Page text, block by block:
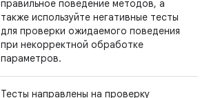
правильное поведение методов, а
также используйте негативные тесты
для проверки ожидаемого поведения
при некорректной обработке
параметров.
Тесты направлены на проверку